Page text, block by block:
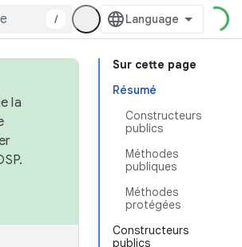
/
Sur cette page
Résumé
Constructeurs
publics
Méthodes
publiques
Méthodes
protégées
Constructeurs
publics
la